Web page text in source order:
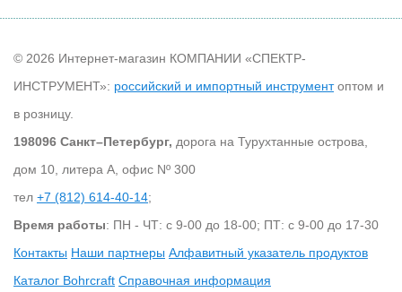
© 2026 Интернет-магазин КОМПАНИИ «СПЕКТР-
ИНСТРУМЕНТ»: российский и импортный инструментоптом и
в розницу.
198096 Санкт–Петербург, дорога на Турухтанные острова,
дом 10, литера А, офис Nº 300
тел +7 (812) 614-40-14;
Время работы: ПН - ЧТ: с 9-00 до 18-00; ПТ: с 9-00 до 17-30
Контакты Наши партнеры Алфавитный указатель продуктов
Каталог Bohrcraft Справочная информация